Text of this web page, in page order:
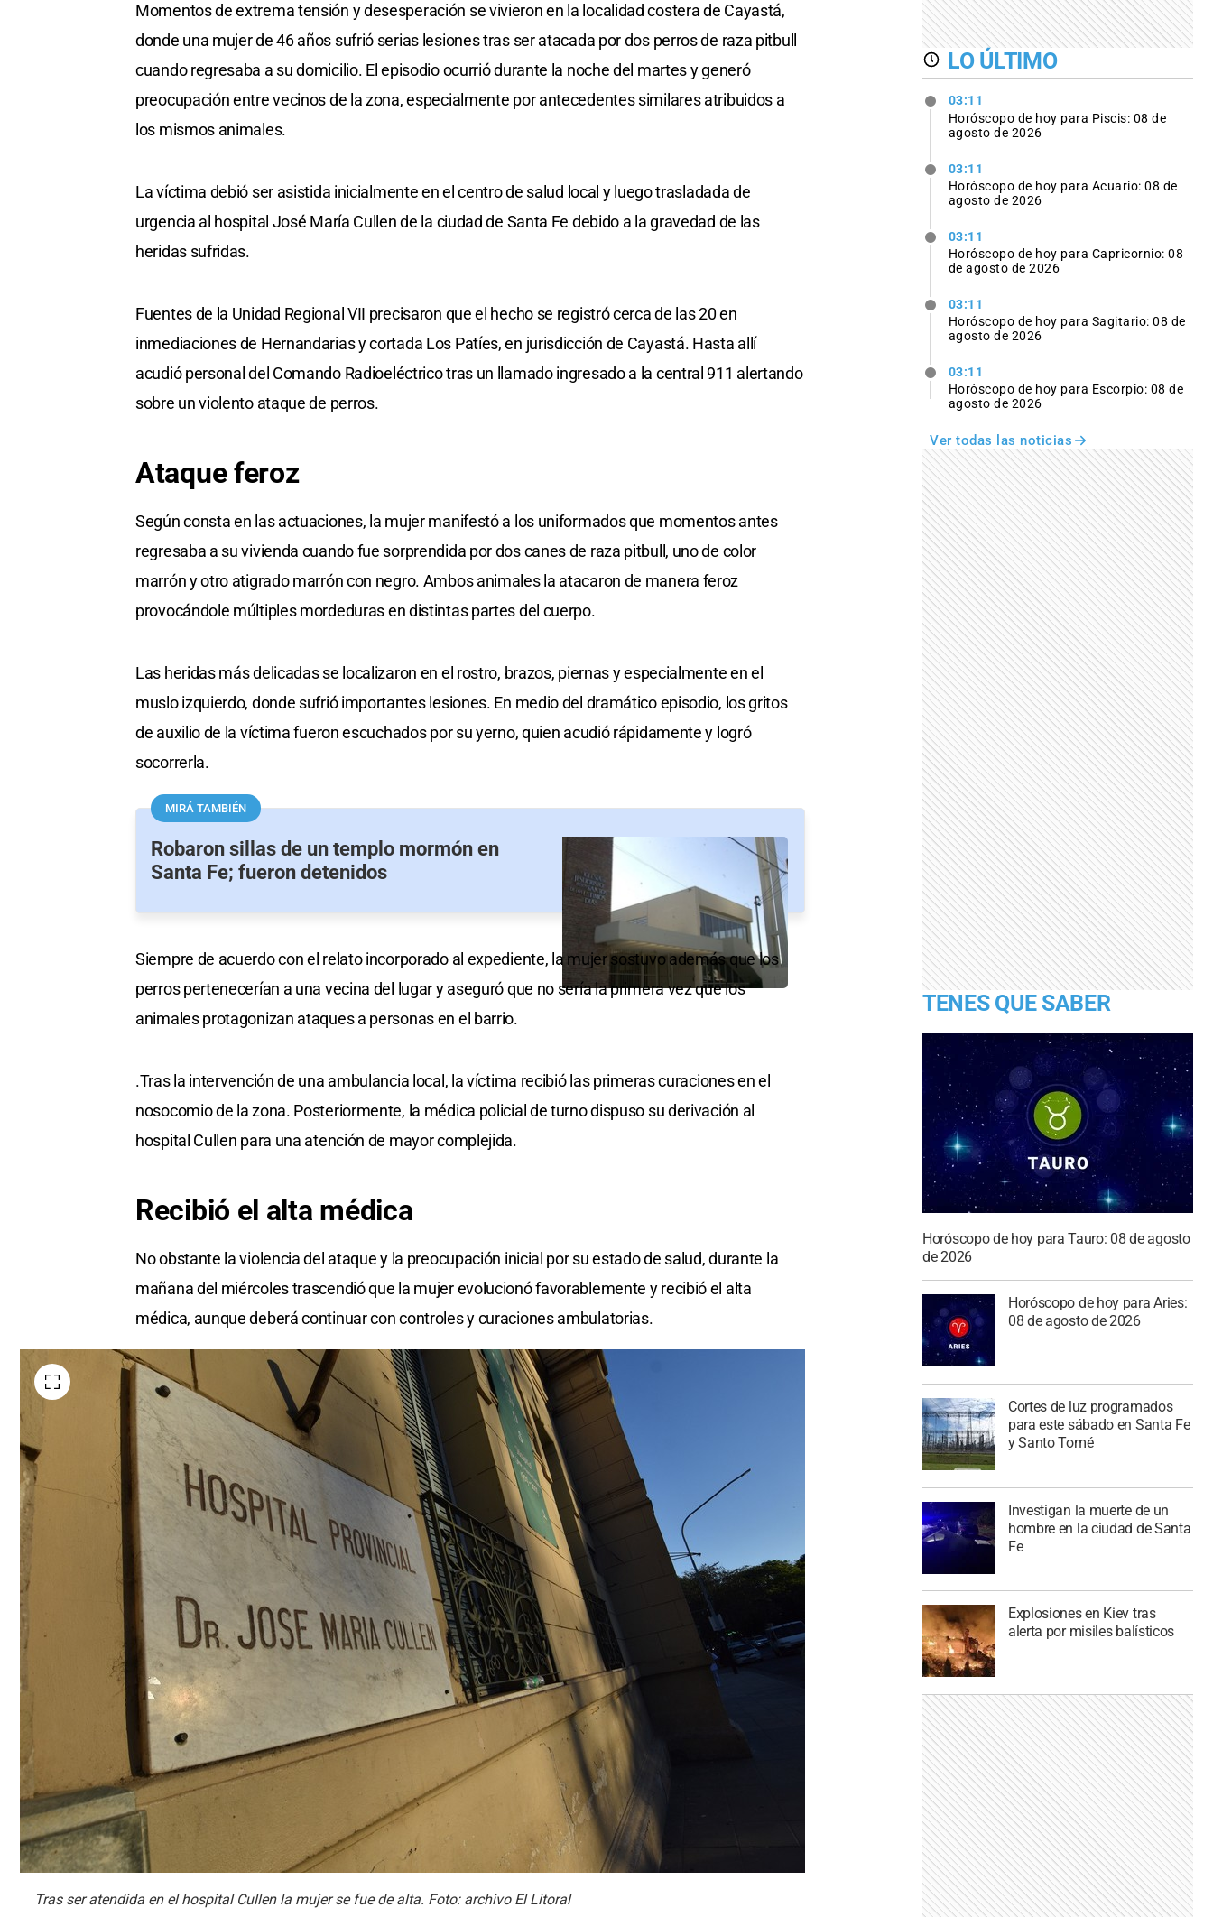
Momentos de extrema tensión y desesperación se vivieron en la localidad costera de Cayastá,
donde una mujer de 46 años sufrió serias lesiones tras ser atacada por dos perros de raza pitbull
cuando regresaba a su domicilio. El episodio ocurrió durante la noche del martes y generó
preocupación entre vecinos de la zona, especialmente por antecedentes similares atribuidos a
los mismos animales.
La víctima debió ser asistida inicialmente en el centro de salud local y luego trasladada de
urgencia al hospital José María Cullen de la ciudad de Santa Fe debido a la gravedad de las
heridas sufridas.
Fuentes de la Unidad Regional VII precisaron que el hecho se registró cerca de las 20 en
inmediaciones de Hernandarias y cortada Los Patíes, en jurisdicción de Cayastá. Hasta allí
acudió personal del Comando Radioeléctrico tras un llamado ingresado a la central 911 alertando
sobre un violento ataque de perros.
Ataque feroz
Según consta en las actuaciones, la mujer manifestó a los uniformados que momentos antes
regresaba a su vivienda cuando fue sorprendida por dos canes de raza pitbull, uno de color
marrón y otro atigrado marrón con negro. Ambos animales la atacaron de manera feroz
provocándole múltiples mordeduras en distintas partes del cuerpo.
Las heridas más delicadas se localizaron en el rostro, brazos, piernas y especialmente en el
muslo izquierdo, donde sufrió importantes lesiones. En medio del dramático episodio, los gritos
de auxilio de la víctima fueron escuchados por su yerno, quien acudió rápidamente y logró
socorrerla.
MIRÁ TAMBIÉN
Robaron sillas de un templo mormón en
Santa Fe; fueron detenidos
Siempre de acuerdo con el relato incorporado al expediente, la mujer sostuvo además que los
perros pertenecerían a una vecina del lugar y aseguró que no sería la primera vez que los
animales protagonizan ataques a personas en el barrio.
.Tras la intervención de una ambulancia local, la víctima recibió las primeras curaciones en el
nosocomio de la zona. Posteriormente, la médica policial de turno dispuso su derivación al
hospital Cullen para una atención de mayor complejida.
Recibió el alta médica
No obstante la violencia del ataque y la preocupación inicial por su estado de salud, durante la
mañana del miércoles trascendió que la mujer evolucionó favorablemente y recibió el alta
médica, aunque deberá continuar con controles y curaciones ambulatorias.
Tras ser atendida en el hospital Cullen la mujer se fue de alta. Foto: archivo El Litoral
LO ÚLTIMO
03:11
Horóscopo de hoy para Piscis: 08 de
agosto de 2026
03:11
Horóscopo de hoy para Acuario: 08 de
agosto de 2026
03:11
Horóscopo de hoy para Capricornio: 08
de agosto de 2026
03:11
Horóscopo de hoy para Sagitario: 08 de
agosto de 2026
03:11
Horóscopo de hoy para Escorpio: 08 de
agosto de 2026
Ver todas las noticias
TENES QUE SABER
Horóscopo de hoy para Tauro: 08 de agosto
de 2026
Horóscopo de hoy para Aries:
08 de agosto de 2026
Cortes de luz programados
para este sábado en Santa Fe
y Santo Tomé
Investigan la muerte de un
hombre en la ciudad de Santa
Fe
Explosiones en Kiev tras
alerta por misiles balísticos